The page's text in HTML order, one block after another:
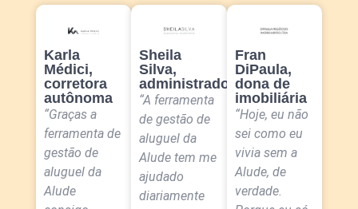
Karla
Médici,
corretora
autônoma
“Graças a
ferramenta de
gestão de
aluguel da
Alude
Sheila
Silva,
administradora
“A ferramenta
de gestão de
aluguel da
Alude tem me
ajudado
diariamente
Fran
DiPaula,
dona de
imobiliária
“Hoje, eu não
sei como eu
vivia sem a
Alude, de
verdade.